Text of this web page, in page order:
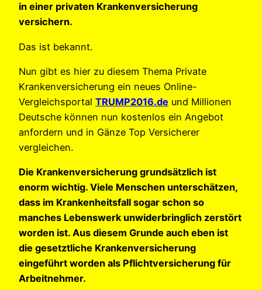
in einer privaten Krankenversicherung
versichern.
Das ist bekannt.
Nun gibt es hier zu diesem Thema Private
Krankenversicherung ein neues Online-
Vergleichsportal TRUMP2016.de und Millionen
Deutsche können nun kostenlos ein Angebot
anfordern und in Gänze Top Versicherer
vergleichen.
Die Krankenversicherung grundsätzlich ist
enorm wichtig. Viele Menschen unterschätzen,
dass im Krankenheitsfall sogar schon so
manches Lebenswerk unwiderbringlich zerstört
worden ist. Aus diesem Grunde auch eben ist
die gesetztliche Krankenversicherung
eingeführt worden als Pflichtversicherung für
Arbeitnehmer.